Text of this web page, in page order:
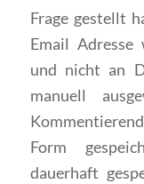
Frage gestellt
Email
und nicht an
manuell
Form
dauerhaft